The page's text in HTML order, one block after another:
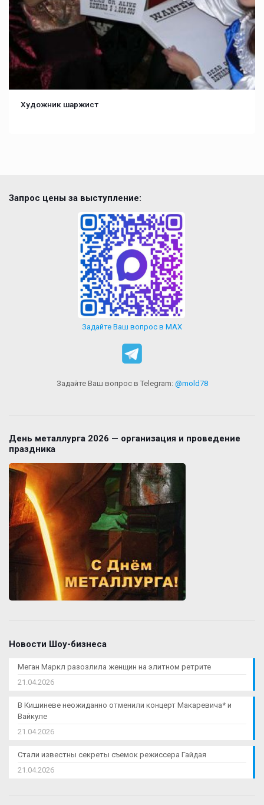
Художник шаржист
Запрос цены за выступление:
Задайте Ваш вопрос в MAX
Задайте Ваш вопрос в Telegram: @mold78
День металлурга 2026 — организация и проведение
праздника
Новости Шоу-бизнеса
Меган Маркл разозлила женщин на элитном ретрите
21.04.2026
В Кишиневе неожиданно отменили концерт Макаревича* и
Вайкуле
21.04.2026
Стали известны секреты съемок режиссера Гайдая
21.04.2026